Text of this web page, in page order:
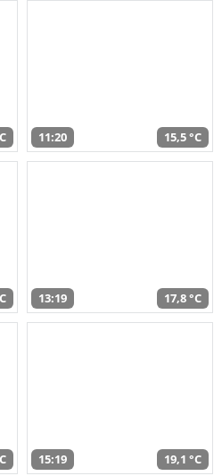
11:20 15,5 °C
13:19 17,8 °C
15:19 19,1 °C